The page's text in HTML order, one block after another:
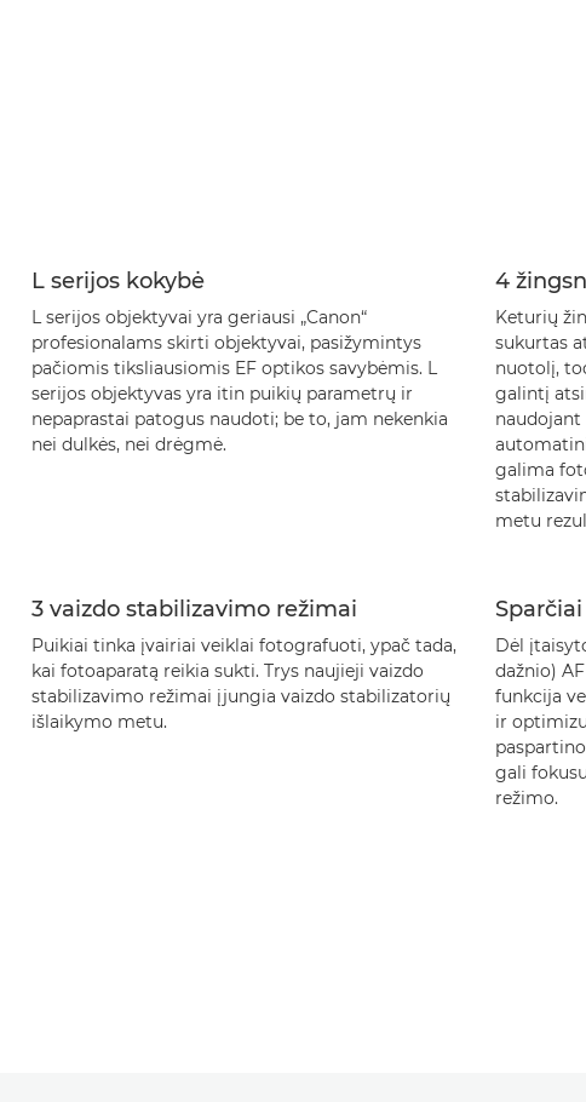
L serijos kokybė
L serijos objektyvai yra geriausi „Canon“
profesionalams skirti objektyvai, pasižymintys
pačiomis tiksliausiomis EF optikos savybėmis. L
serijos objektyvas yra itin puikių parametrų ir
nepaprastai patogus naudoti; be to, jam nekenkia
nei dulkės, nei drėgmė.
4
Keturių
sukurtas
nuotolį,
galintį
galima
metu
3 vaizdo stabilizavimo režimai
Puikiai tinka įvairiai veiklai fotografuoti, ypač tada,
kai fotoaparatą reikia sukti. Trys naujieji vaizdo
stabilizavimo režimai įjungia vaizdo stabilizatorių
išlaikymo metu.
Dėl
dažnio)
funkcija
ir
gali
režimo.